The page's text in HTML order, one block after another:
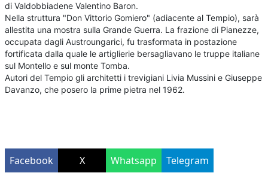
di Valdobbiadene Valentino Baron.
Nella struttura "Don Vittorio Gomiero" (adiacente al Tempio), sarà
allestita una mostra sulla Grande Guerra. La frazione di Pianezze,
occupata dagli Austroungarici, fu trasformata in postazione
fortificata dalla quale le artiglierie bersagliavano le truppe italiane
sul Montello e sul monte Tomba.
Autori del Tempio gli architetti i trevigiani Livia Mussini e Giuseppe
Davanzo, che posero la prime pietra nel 1962.
Facebook X Whatsapp Telegram